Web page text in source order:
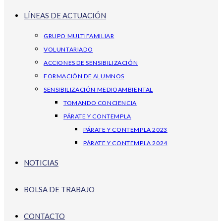
LÍNEAS DE ACTUACIÓN
GRUPO MULTIFAMILIAR
VOLUNTARIADO
ACCIONES DE SENSIBILIZACIÓN
FORMACIÓN DE ALUMNOS
SENSIBILIZACIÓN MEDIOAMBIENTAL
TOMANDO CONCIENCIA
PÁRATE Y CONTEMPLA
PÁRATE Y CONTEMPLA 2023
PÁRATE Y CONTEMPLA 2024
NOTICIAS
BOLSA DE TRABAJO
CONTACTO